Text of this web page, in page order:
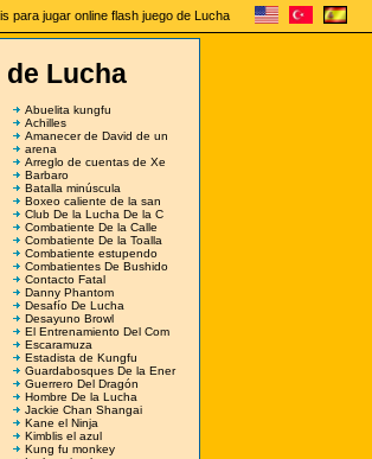
para jugar online flash juego de Lucha
Lucha
Abuelita kungfu
Achilles
Amanecer de David de un
arena
Arreglo de cuentas de Xe
Barbaro
Batalla minúscula
Boxeo caliente de la san
Club De la Lucha De la C
Combatiente De la Calle
Combatiente De la Toalla
Combatiente estupendo
Combatientes De Bushido
Contacto Fatal
Danny Phantom
Desafío De Lucha
Desayuno Browl
El Entrenamiento Del Com
Escaramuza
Estadista de Kungfu
Guardabosques De la Ener
Guerrero Del Dragón
Hombre De la Lucha
Jackie Chan Shangai
Kane el Ninja
Kimblis el azul
Kung fu monkey